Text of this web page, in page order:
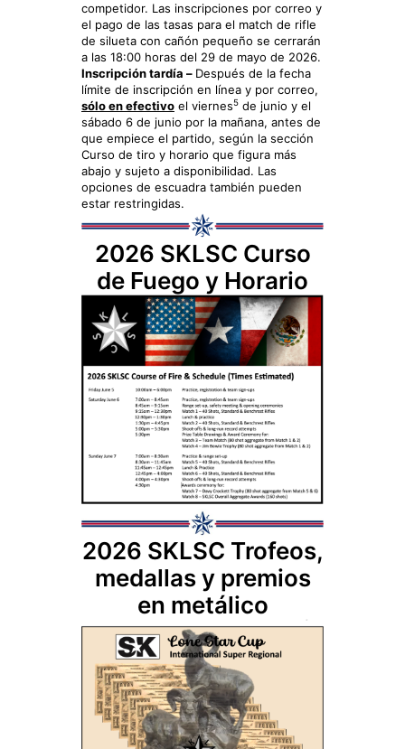
competidor. Las inscripciones por correo y
el pago de las tasas para el match de rifle
de silueta con cañón pequeño se cerrarán
a las 18:00 horas del 29 de mayo de 2026.
Inscripción tardía – Después de la fecha
límite de inscripción en línea y por correo,
sólo en efectivo el viernes5 de junio y el
sábado 6 de junio por la mañana, antes de
que empiece el partido, según la sección
Curso de tiro y horario que figura más
abajo y sujeto a disponibilidad. Las
opciones de escuadra también pueden
estar restringidas.
2026 SKLSC Curso
de Fuego y Horario
2026 SKLSC Trofeos,
medallas y premios
en metálico